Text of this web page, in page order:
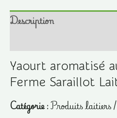
Ferme
Saraillot
Description
Yaourt aromatisé
Ferme Saraillot
Catégorie :Produits laitiers